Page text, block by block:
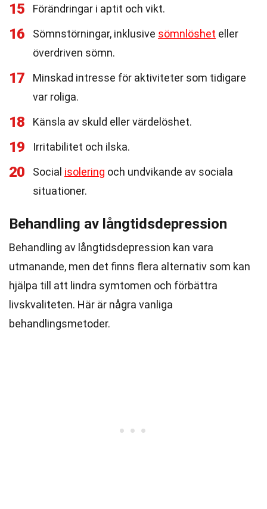
15 Förändringar i aptit och vikt.
16 Sömnstörningar, inklusive sömnlöshet eller
överdriven sömn.
17
Minskad intresse för aktiviteter som tidigare
var roliga.
18 Känsla av skuld eller värdelöshet.
19 Irritabilitet och ilska.
20 Social isolering och undvikande av sociala
situationer.
Behandling av långtidsdepression
Behandling av långtidsdepression kan vara
utmanande, men det finns flera alternativ som kan
hjälpa till att lindra symtomen och förbättra
livskvaliteten. Här är några vanliga
behandlingsmetoder.